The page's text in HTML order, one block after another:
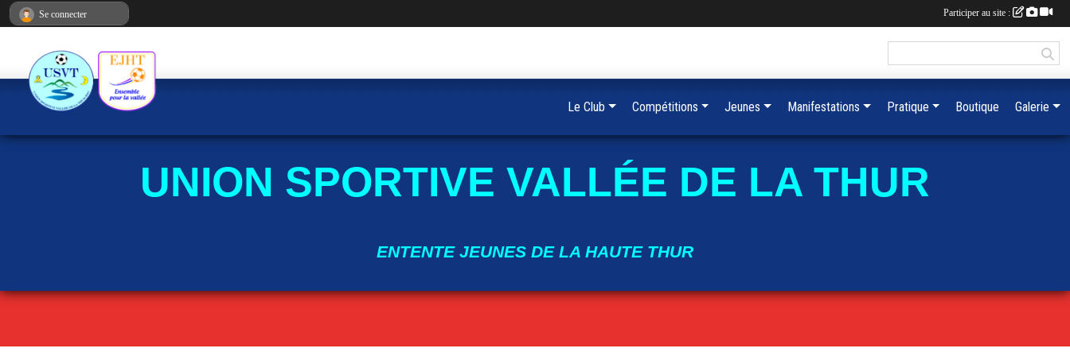
UNION SPORTIVE VALLÉE DE LA THUR
ENTENTE JEUNES DE LA HAUTE THUR
Le Club Compétitions Jeunes Manifestations Pratique Boutique Galerie
Se connecter Participer au site :
Panneau de gestion des cookies